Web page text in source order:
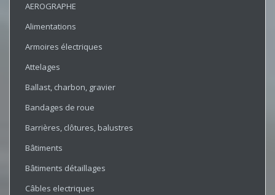
AEROGRAPHE
Alimentations
Armoires électriques
Attelages
Ballast, charbon, gravier
Bandages de roue
Barrières, clôtures, balustres
Bâtiments
Bâtiments détaillages
Câbles electriques